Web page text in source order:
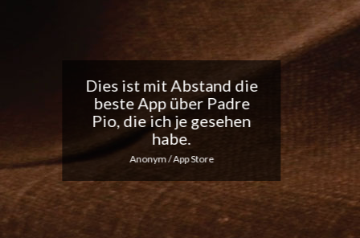
Tolle App, ich liebe die
täglichen
Benachrichtigungen...
Macht weiter so!